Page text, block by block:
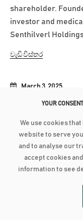
March 3, 2025
AMANA BANK
Amana Bank has
grade rating of
Rating Agency
assessment. LRA
approved by the
shareholder.
investor and
Senthilverl
වැඩි විස්තර
YOUR
We use cookies
website to serve
and to analyse our
accept cookies
information to see